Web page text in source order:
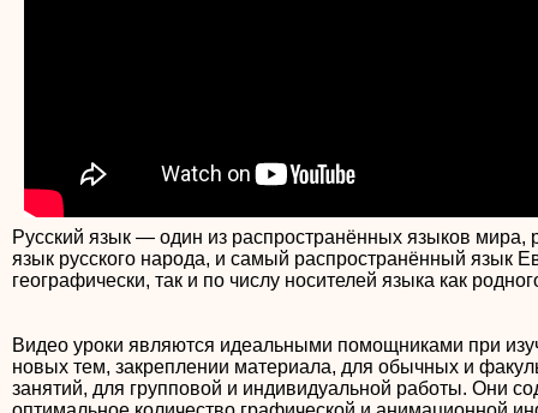
Русский язык — один из распространённых языков мира,
язык русского народа, и самый распространённый язык
географически, так и по числу носителей языка как
Видео уроки являются идеальными помощниками при
новых тем, закреплении материала, для обычных и
занятий, для групповой и индивидуальной работы. Они